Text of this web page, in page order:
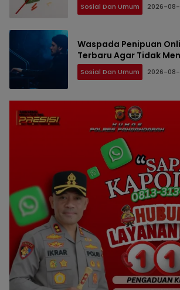
Sosial Dan Umum 2026-
Waspada Penipuan
Terbaru Agar Tidak
Sosial Dan Umum 2026-